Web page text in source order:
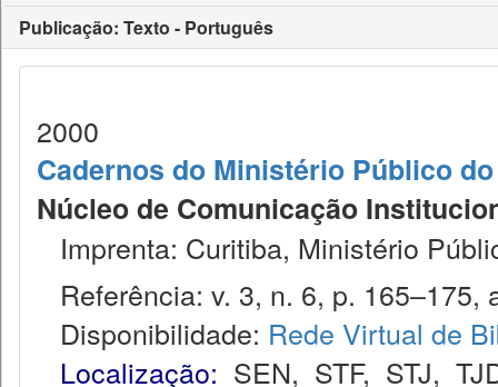
Publicação: Texto - Português
2000
Cadernos do Ministério Público
Núcleo de Comunicação
Imprenta: Curitiba, Ministério
Referência: v. 3, n. 6, p. 165–175,
Disponibilidade: Rede Virtual de
Localização: SEN, STF, STJ,